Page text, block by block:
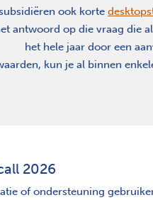
ook korte
antwoord op die vraag die
het hele jaar door een
kun je al binnen
2026
of ondersteuning